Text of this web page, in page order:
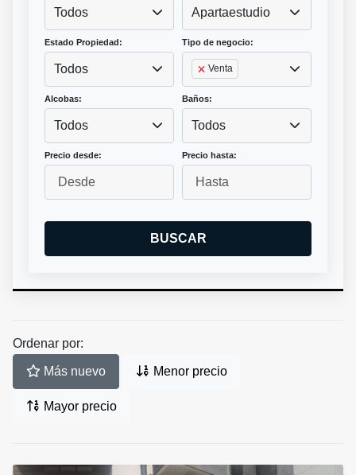
Todos Apartaestudio
Estado Propiedad:
Todos
Tipo de negocio:
Venta
Alcobas:
Todos
Baños:
Todos
Precio desde: Precio hasta:
BUSCAR
Ordenar por:
Más nuevo Menor precio
Mayor precio